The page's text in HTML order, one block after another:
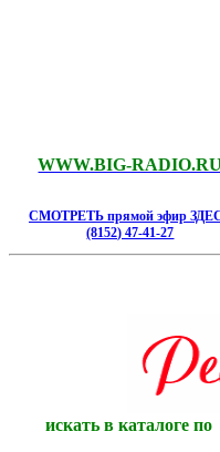
WWW.BIG-RADIO.RU
СМОТРЕТЬ прямой эфир
(8152) 47-41-27
искать в каталоге по